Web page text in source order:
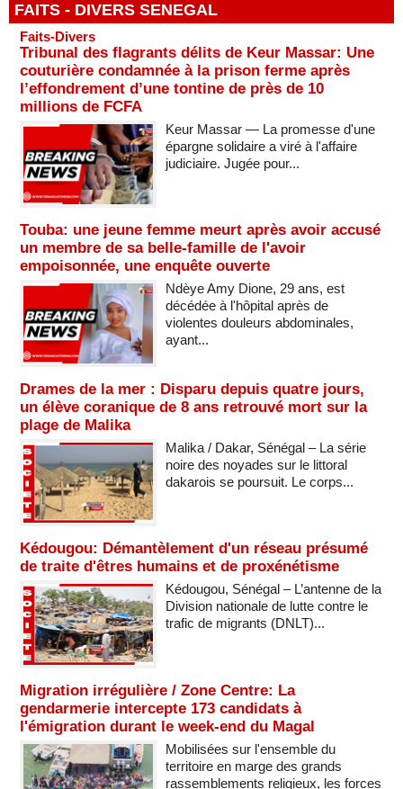
FAITS - DIVERS SENEGAL
Faits-Divers
Tribunal des flagrants délits de Keur Massar: Une
couturière condamnée à la prison ferme après
l’effondrement d’une tontine de près de 10
millions de FCFA
Keur Massar — La promesse d'une
épargne solidaire a viré à l'affaire
judiciaire. Jugée pour...
Touba: une jeune femme meurt après avoir accusé
un membre de sa belle-famille de l'avoir
empoisonnée, une enquête ouverte
Ndèye Amy Dione, 29 ans, est
décédée à l'hôpital après de
violentes douleurs abdominales,
ayant...
Drames de la mer : Disparu depuis quatre jours,
un élève coranique de 8 ans retrouvé mort sur la
plage de Malika
Malika / Dakar, Sénégal – La série
noire des noyades sur le littoral
dakarois se poursuit. Le corps...
Kédougou: Démantèlement d'un réseau présumé
de traite d'êtres humains et de proxénétisme
Kédougou, Sénégal – L’antenne de la
Division nationale de lutte contre le
trafic de migrants (DNLT)...
Migration irrégulière / Zone Centre: La
gendarmerie intercepte 173 candidats à
l'émigration durant le week-end du Magal
Mobilisées sur l'ensemble du
territoire en marge des grands
rassemblements religieux, les forces